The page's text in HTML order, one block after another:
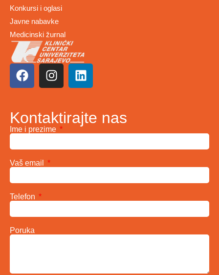
Konkursi i oglasi
Javne nabavke
Medicinski žurnal
Kontaktirajte nas
Ime i prezime
Vaš email
Telefon
Poruka